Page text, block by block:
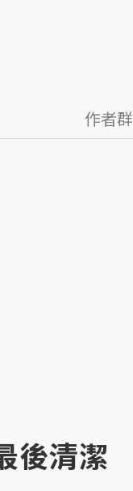
作者群
後清潔